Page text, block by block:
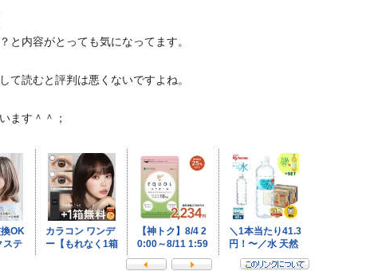
と内容がとっても気になってます。
て読むと評判は悪くないですよね。
ます＾＾；